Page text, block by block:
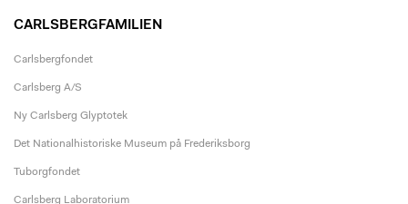
CARLSBERGFAMILIEN
Carlsbergfondet
Carlsberg A/S
Ny Carlsberg Glyptotek
Det Nationalhistoriske Museum på Frederiksborg
Tuborgfondet
Carlsberg Laboratorium